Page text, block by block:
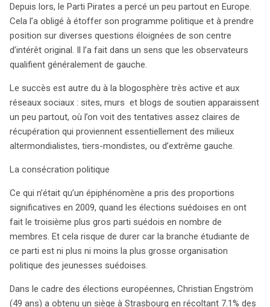
Depuis lors, le Parti Pirates a percé un peu partout en Europe.
Cela l’a obligé à étoffer son programme politique et à prendre
position sur diverses questions éloignées de son centre
d’intérêt original. Il l’a fait dans un sens que les observateurs
qualifient généralement de gauche.
Le succès est autre du à la blogosphère très active et aux
réseaux sociaux : sites, murs et blogs de soutien apparaissent
un peu partout, où l’on voit des tentatives assez claires de
récupération qui proviennent essentiellement des milieux
altermondialistes, tiers-mondistes, ou d’extrême gauche.
La consécration politique
Ce qui n’était qu’un épiphénomène a pris des proportions
significatives en 2009, quand les élections suédoises en ont
fait le troisième plus gros parti suédois en nombre de
membres. Et cela risque de durer car la branche étudiante de
ce parti est ni plus ni moins la plus grosse organisation
politique des jeunesses suédoises.
Dans le cadre des élections européennes, Christian Engström
(49 ans) a obtenu un siège à Strasbourg en récoltant 7.1% des